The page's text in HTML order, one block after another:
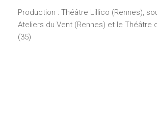
Production : Théâtre Lillico (Rennes),
Ateliers du Vent (Rennes) et le Théâtre
(35)